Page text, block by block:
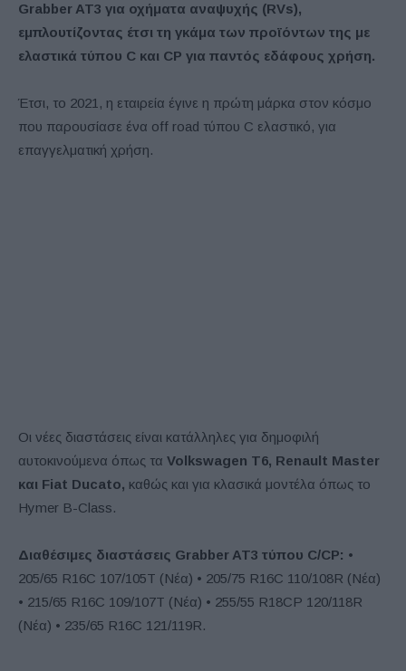
Grabber AT3 για οχήματα αναψυχής (RVs),
εμπλουτίζοντας έτσι τη γκάμα των προϊόντων της με
ελαστικά τύπου C και CP για παντός εδάφους χρήση.
Έτσι, το 2021, η εταιρεία έγινε η πρώτη μάρκα στον κόσμο
που παρουσίασε ένα off road τύπου C ελαστικό, για
επαγγελματική χρήση.
Οι νέες διαστάσεις είναι κατάλληλες για δημοφιλή
αυτοκινούμενα όπως τα Volkswagen T6, Renault Master
και Fiat Ducato, καθώς και για κλασικά μοντέλα όπως το
Hymer B-Class.
Διαθέσιμες διαστάσεις Grabber AT3 τύπου C/CP: •
205/65 R16C 107/105T (Νέα) • 205/75 R16C 110/108R (Νέα)
• 215/65 R16C 109/107T (Νέα) • 255/55 R18CP 120/118R
(Νέα) • 235/65 R16C 121/119R.